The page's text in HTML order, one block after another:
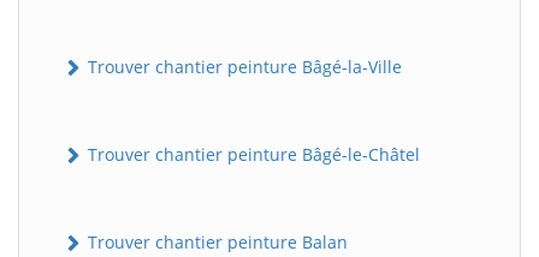
Trouver chantier peinture Bâgé-la-Ville
Trouver chantier peinture Bâgé-le-Châtel
Trouver chantier peinture Balan